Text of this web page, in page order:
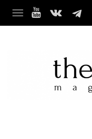
TOGGLE NAVIGATION